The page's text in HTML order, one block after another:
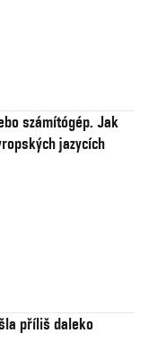
számítógép. Jak
jazycích
příliš daleko